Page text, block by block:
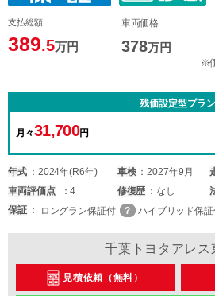
支払総額
389.5万円
車両価格
378万円
※
残価設定型プラン
月々31,700円
年式 2024年(R6年) 車検 2027年9月
車両評価点 4 修復歴 なし
保証
ロングラン保証付 ハイブリッド保
千葉トヨタアレス
見積依頼（無料）